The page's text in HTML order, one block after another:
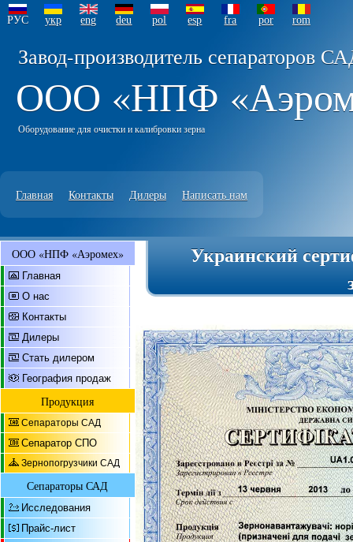
РУС укр eng deu pol esp fra por rom
Завод-производитель сепараторов
ООО «НПФ
Оборудование для очистки и калибровки зерна
Главная Контакты Дилеры Написать нам
ООО «НПФ «Аэромех»
Главная
О нас
Контакты
Дилеры
Стать дилером
География продаж
Продукция
Сепараторы САД
Сепаратор СПО
Зернопогрузчики САД
Сепараторы САД
Исследования
Прайс-лист
Украинский